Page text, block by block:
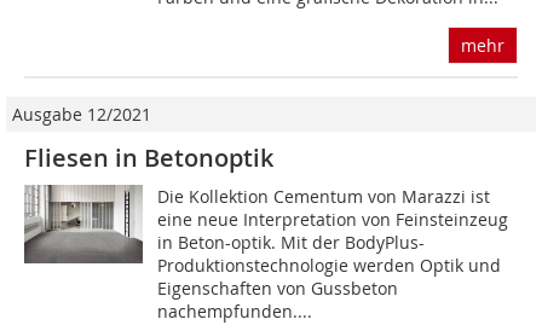
mehr
Ausgabe 12/2021
Fliesen in Betonoptik
Die Kollektion Cementum von Marazzi ist
eine neue Interpretation von Feinsteinzeug
in Beton-optik. Mit der BodyPlus-
Produktionstechnologie werden Optik und
Eigenschaften von Gussbeton
nachempfunden....